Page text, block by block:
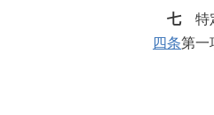
七特定
四条第一